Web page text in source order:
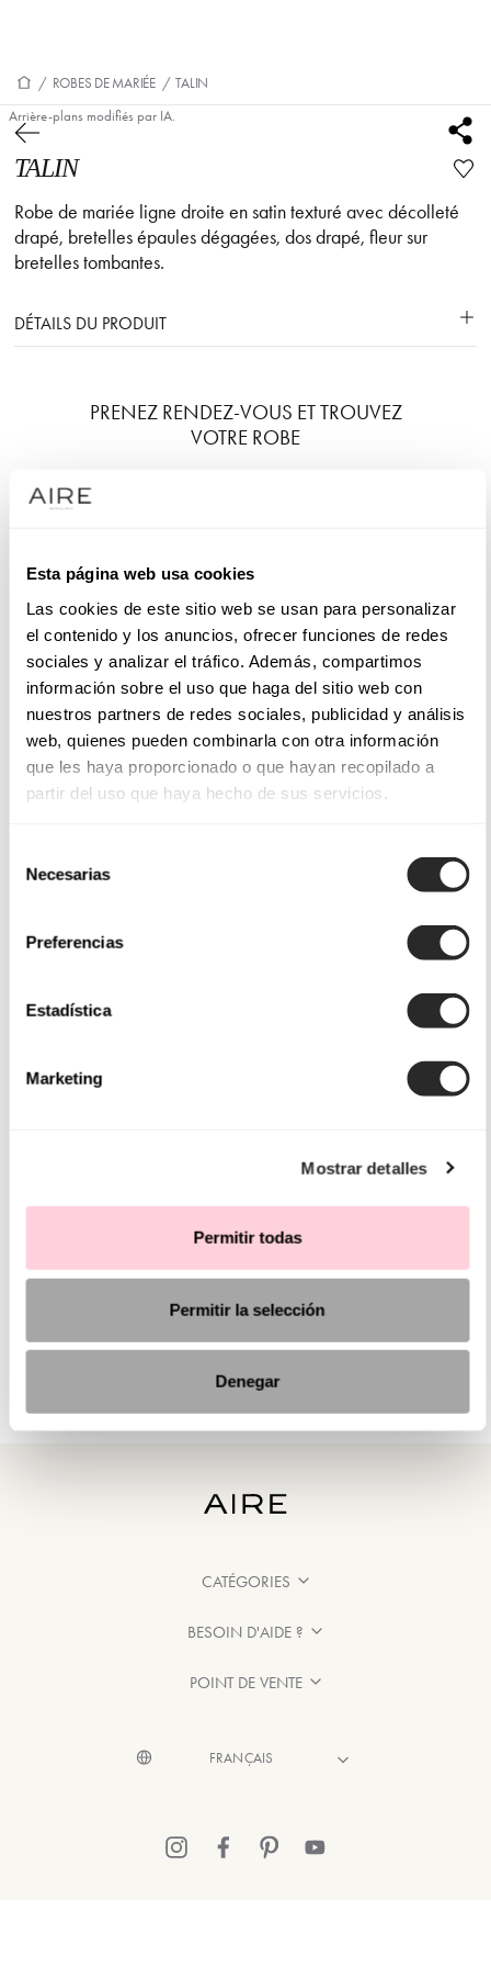
Esta página web usa cookies
Las cookies de este sitio web se usan para personalizar
el contenido y los anuncios, ofrecer funciones de redes
sociales y analizar el tráfico. Además, compartimos
información sobre el uso que haga del sitio web con
nuestros partners de redes sociales, publicidad y análisis
web, quienes pueden combinarla con otra información
que les haya proporcionado o que hayan recopilado a
partir del uso que haya hecho de sus servicios.
Necesarias
Preferencias
Estadística
Marketing
Mostrar detalles
Permitir todas
Permitir la selección
Denegar
/ ROBES DE MARIÉE / TALIN
Arrière-plans modifiés par IA.
TALIN
Robe de mariée ligne droite en satin texturé avec décolleté
drapé, bretelles épaules dégagées, dos drapé, fleur sur
bretelles tombantes.
DÉTAILS DU PRODUIT
PRENEZ RENDEZ-VOUS ET TROUVEZ
VOTRE ROBE
CATÉGORIES
BESOIN D'AIDE ?
POINT DE VENTE